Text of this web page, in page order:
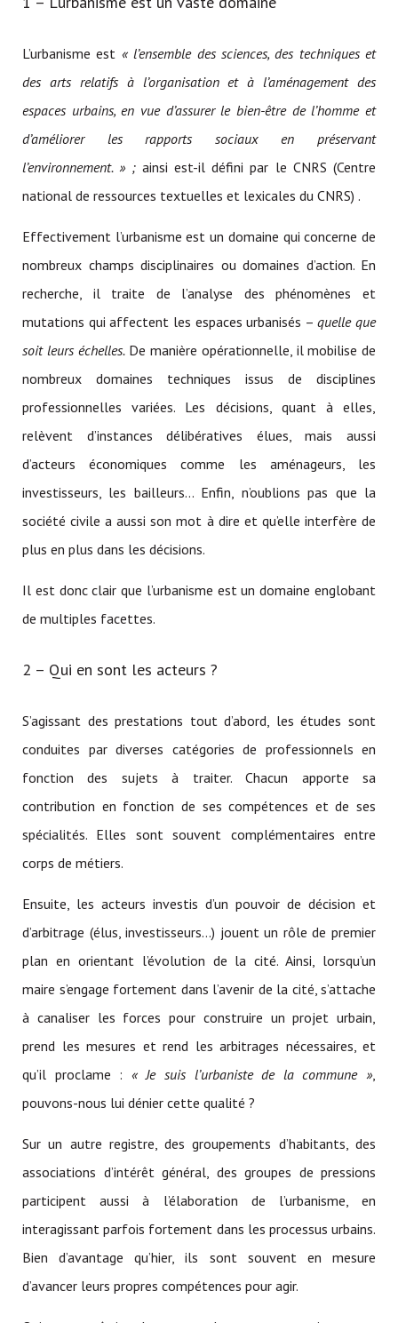
L’urbanisme est « l’ensemble des sciences, des techniques et
des arts relatifs à l’organisation et à l’aménagement des
espaces urbains, en vue d’assurer le bien-être de l’homme et
d’améliorer les rapports sociaux en préservant
l’environnement. » ;ainsi est-il défini par le CNRS (Centre
national de ressources textuelles et lexicales du CNRS) .
Effectivement l’urbanisme est un domaine qui concerne de
nombreux champs disciplinaires ou domaines d’action. En
recherche, il traite de l’analyse des phénomènes et
mutations qui affectent les espaces urbanisés –quelle que
soit leurs échelles.De manière opérationnelle, il mobilise de
nombreux domaines techniques issus de disciplines
professionnelles variées. Les décisions, quant à elles,
relèvent d’instances délibératives élues, mais aussi
d’acteurs économiques comme les aménageurs, les
investisseurs, les bailleurs… Enfin, n’oublions pas que la
société civile a aussi son mot à dire et qu’elle interfère de
plus en plus dans les décisions.
Il est donc clair que l’urbanisme est un domaine englobant
de multiples facettes.
2 – Qui en sont les acteurs ?
S’agissant des prestations tout d’abord, les études sont
conduites par diverses catégories de professionnels en
fonction des sujets à traiter. Chacun apporte sa
contribution en fonction de ses compétences et de ses
spécialités. Elles sont souvent complémentaires entre
corps de métiers.
Ensuite, les acteurs investis d’un pouvoir de décision et
d’arbitrage (élus, investisseurs…) jouent un rôle de premier
plan en orientant l’évolution de la cité. Ainsi, lorsqu’un
maire s’engage fortement dans l’avenir de la cité, s’attache
à canaliser les forces pour construire un projet urbain,
prend les mesures et rend les arbitrages nécessaires, et
qu’il proclame : « Je suis l’urbaniste de la commune »,
pouvons-nous lui dénier cette qualité ?
Sur un autre registre, des groupements d’habitants, des
associations d’intérêt général, des groupes de pressions
participent aussi à l’élaboration de l’urbanisme, en
interagissant parfois fortement dans les processus urbains.
Bien d’avantage qu’hier, ils sont souvent en mesure
d’avancer leurs propres compétences pour agir.